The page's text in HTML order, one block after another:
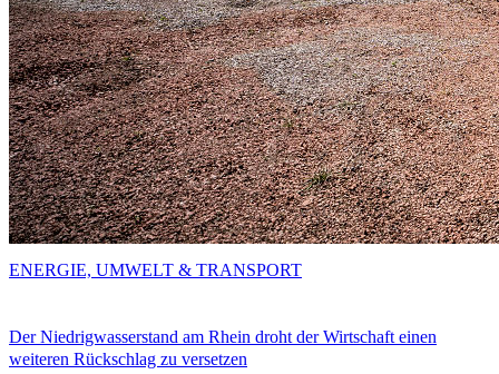
Der Niedrigwasserstand am Rhein droht der Wirtschaft einen
weiteren Rückschlag zu versetzen
ENERGIE, UMWELT & TRANSPORT